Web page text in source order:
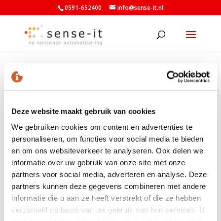
Deze website maakt gebruik van cookies
We gebruiken cookies om content en advertenties te
personaliseren, om functies voor social media te bieden
en om ons websiteverkeer te analyseren. Ook delen we
informatie over uw gebruik van onze site met onze
partners voor social media, adverteren en analyse. Deze
partners kunnen deze gegevens combineren met andere
informatie die u aan ze heeft verstrekt of die ze hebben
verzameld op basis van uw gebruik van hun services. U
0591-652400 info@sense-it.nl
webapplicaties
LAATSTE NIEUWS
Nieuwe minimumuurlonen per 1 juli beschikbaar in
Exact
Nieuw banknummer belastingdienst per 1 mei 2026
Elektronische aangiften vanaf 1 april 2026 per